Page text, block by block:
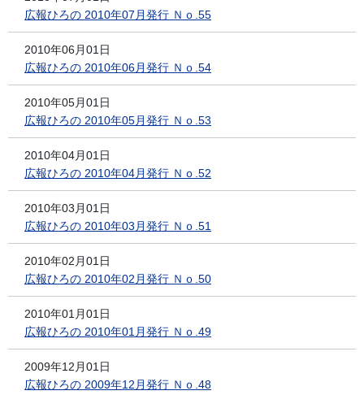
広報ひろの 2010年07月発行 Ｎｏ.55
2010年06月01日
広報ひろの 2010年06月発行 Ｎｏ.54
2010年05月01日
広報ひろの 2010年05月発行 Ｎｏ.53
2010年04月01日
広報ひろの 2010年04月発行 Ｎｏ.52
2010年03月01日
広報ひろの 2010年03月発行 Ｎｏ.51
2010年02月01日
広報ひろの 2010年02月発行 Ｎｏ.50
2010年01月01日
広報ひろの 2010年01月発行 Ｎｏ.49
2009年12月01日
広報ひろの 2009年12月発行 Ｎｏ.48